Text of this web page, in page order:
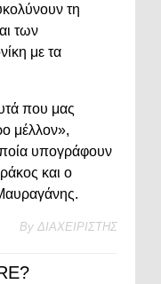
τη
των
με τα
που μας
μέλλον»,
υπογράφουν
και ο
By ΔΙΑΧΕΙΡΙΣΤΗΣ